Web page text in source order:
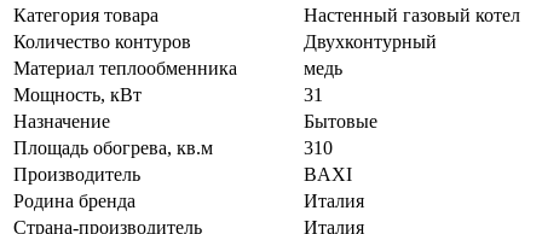
Категория товара
Настенный газовый котел
Количество контуров
Двухконтурный
Материал теплообменника
медь
Мощность, кВт
31
Назначение
Бытовые
Площадь обогрева, кв.м
310
Производитель
BAXI
Родина бренда
Италия
Страна-производитель
Италия